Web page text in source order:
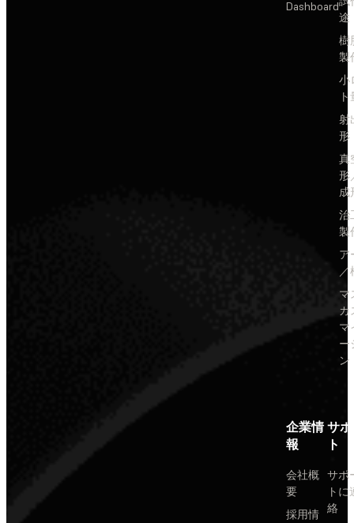
Dashboard
途
樹
製
小
射
形
真
形
成
治
製
ア
／
マ
カ
マ
ー
ン
企業情
報
会社概
要
採用情
サ
ト
サポ
トに
絡